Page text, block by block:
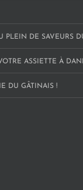
PLEIN DE SAVEURS
ASSIETTE À
DU GÂTINAIS !